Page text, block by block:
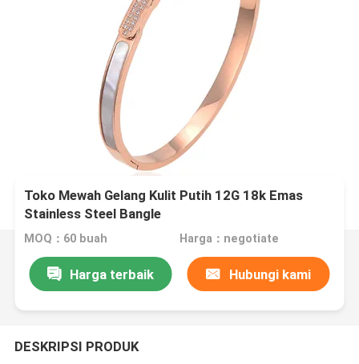
Toko Mewah Gelang Kulit Putih 12G 18k Emas
Stainless Steel Bangle
MOQ：60 buah Harga：negotiate
Harga terbaik Hubungi kami
DESKRIPSI PRODUK